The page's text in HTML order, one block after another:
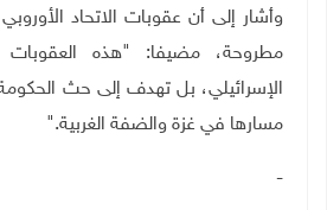
وأشار إلى أن عقوبات الاتحاد
مطروحة، مضيفا: "هذه
الإسرائيلي، بل تهدف إلى حث الحكومة
مسارها في غزة والضفة الغربية".
-